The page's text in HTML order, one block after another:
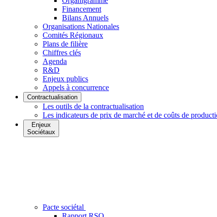
Financement
Bilans Annuels
Organisations Nationales
Comités Régionaux
Plans de filière
Chiffres clés
Agenda
R&D
Enjeux publics
Appels à concurrence
Contractualisation
Les outils de la contractualisation
Les indicateurs de prix de marché et de coûts de
Enjeux
Sociétaux
Pacte sociétal